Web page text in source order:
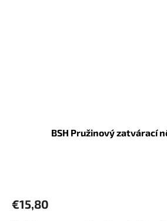
BSH Pružinový zatvárací
€15,80